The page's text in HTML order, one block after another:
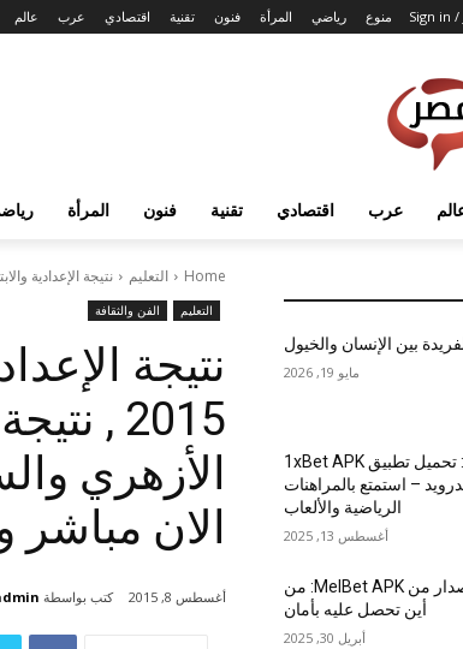
Sign in / عالم عرب اقتصادي تقنية فنون المرأة رياضي منوع
عرب اقتصادي تقنية فنون المرأة
Home التعليم نتيجة الإعدادية والابتدائية
التعليم الفن والثقافة
نتيجة
2015 ,
الان
أغسطس 8, 2015 كتب بواسطة
بين الإنسان والخيول
مايو 19, 2026
عنوان: تحميل تطبيق 1xBet APK
– استمتع بالمراهنات
الرياضية والألعاب
أغسطس 13, 2025
أحدث إصدار من MelBet APK: من
أين تحصل عليه بأمان
أبريل 30, 2025